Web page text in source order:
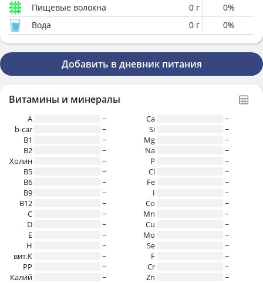
Пищевые волокна
0 г 0%
Вода
0 г 0%
Добавить в дневник питания
Витамины и минералы
A
~
b-car
~
В1
~
B2
~
Холин
~
B5
~
B6
~
B9
~
B12
~
C
~
D
~
E
~
H
~
вит.К
~
PP
~
Калий
~
Ca
~
Si
~
Mg
~
Na
~
P
~
Cl
~
Fe
~
I
~
Co
~
Mn
~
Cu
~
Mo
~
Se
~
F
~
Cr
~
Zn
~